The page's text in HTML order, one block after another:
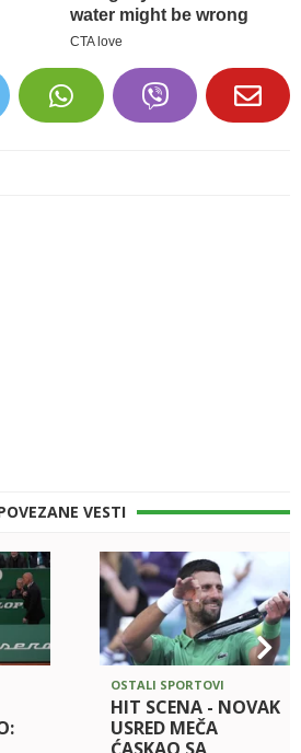
VESTI
OSTALI SPORTOVI
HIT SCENA - NOVAK
USRED MEČA
ĆASKAO SA